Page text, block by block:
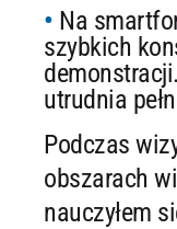
Na
szybkich
utrudnia
Podczas
obszarach
nauczyłem